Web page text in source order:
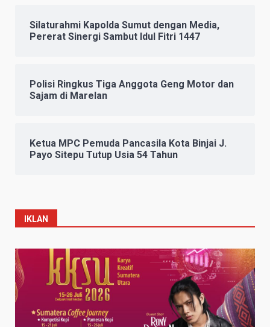
Silaturahmi Kapolda Sumut dengan Media,
Pererat Sinergi Sambut Idul Fitri 1447
Polisi Ringkus Tiga Anggota Geng Motor dan
Sajam di Marelan
Ketua MPC Pemuda Pancasila Kota Binjai J.
Payo Sitepu Tutup Usia 54 Tahun
IKLAN